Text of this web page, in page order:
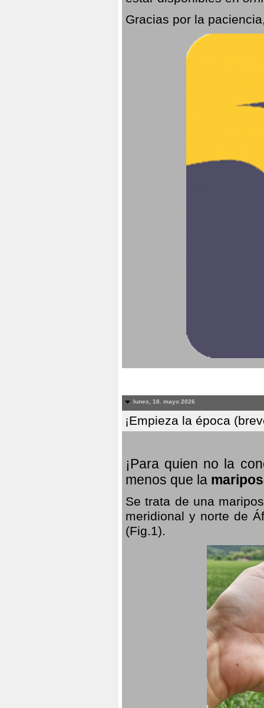
Gracias por la
lunes, 18. mayo 2026
¡Empieza la época
¡Para quien no la
menos que la
Se trata de una
meridional y norte de
(Fig.1).